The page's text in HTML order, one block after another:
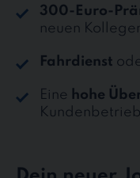
300-Euro-
neuen
Fahrdienst
Eine hohe
Kundenbetrieb